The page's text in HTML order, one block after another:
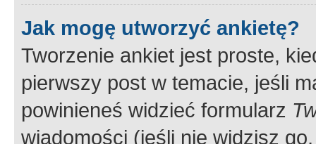
Jak mogę utworzyć ankietę?
Tworzenie ankiet jest proste,
pierwszy post w temacie, jeśli
powinieneś widzieć formularz
wiadomości (jeśli nie widzisz